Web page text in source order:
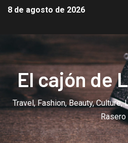
8 de agosto de 2026
El cajón de
Travel, Fashion, Beauty,
Rasero